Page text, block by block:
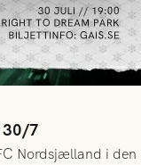
30/7
Nordsjælland i den